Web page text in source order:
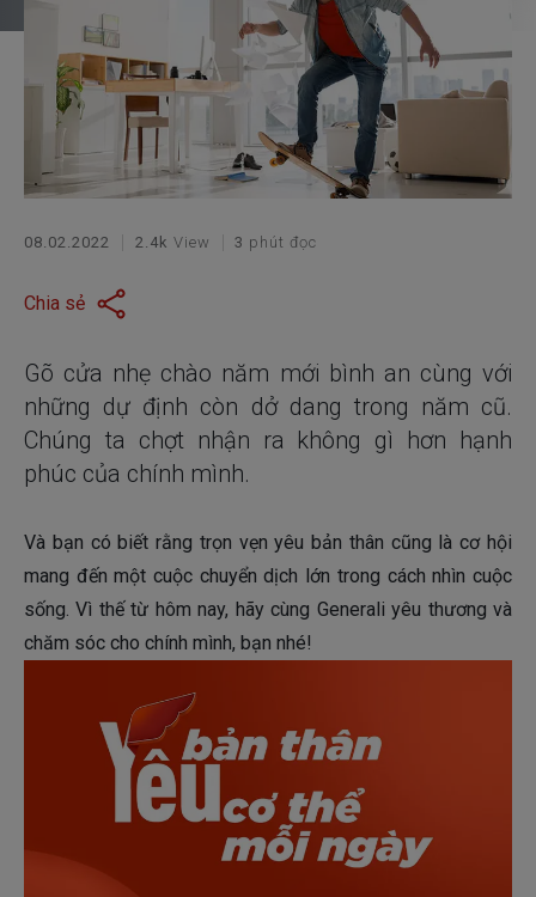
08.02.2022 2.4k View 3 phút đọc
Chia sẻ
Gõ cửa nhẹ chào năm mới bình an cùng với
những dự định còn dở dang trong năm cũ.
Chúng ta chợt nhận ra không gì hơn hạnh
phúc của chính mình.
Và bạn có biết rằng trọn vẹn yêu bản thân cũng là cơ hội
mang đến một cuộc chuyển dịch lớn trong cách nhìn cuộc
sống. Vì thế từ hôm nay, hãy cùng Generali yêu thương và
chăm sóc cho chính mình, bạn nhé!